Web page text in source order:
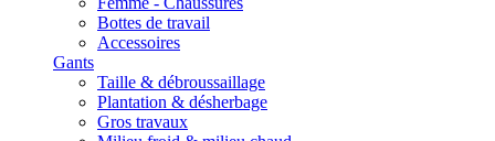
Bottes de travail
Accessoires
Gants
Taille & débroussaillage
Plantation & désherbage
Gros travaux